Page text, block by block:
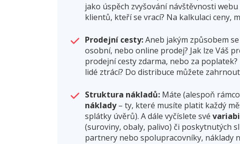
jako úspěch zvyšování návštěvnosti
klientů, kteří se vrací? Na kalkulaci ceny,
Prodejní cesty:Aneb jakým způsobem se
osobní, nebo online prodej? Jak lze Váš
prodejní cesty zdarma, nebo za
lidé ztrácí? Do distribuce můžete
Struktura nákladů: Máte (alespoň
náklady– ty, které musíte platit každý
splátky úvěrů). A dále vyčíslete své
(suroviny, obaly, palivo) či poskytnutých
partnery nebo spolupracovníky, náklady